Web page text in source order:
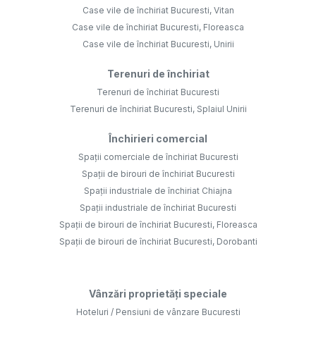
Case vile de închiriat Bucuresti, Vitan
Case vile de închiriat Bucuresti, Floreasca
Case vile de închiriat Bucuresti, Unirii
Terenuri de închiriat
Terenuri de închiriat Bucuresti
Terenuri de închiriat Bucuresti, Splaiul Unirii
Închirieri comercial
Spații comerciale de închiriat Bucuresti
Spații de birouri de închiriat Bucuresti
Spații industriale de închiriat Chiajna
Spații industriale de închiriat Bucuresti
Spații de birouri de închiriat Bucuresti, Floreasca
Spații de birouri de închiriat Bucuresti, Dorobanti
Vânzări proprietăți speciale
Hoteluri / Pensiuni de vânzare Bucuresti